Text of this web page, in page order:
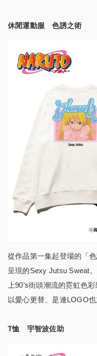
休閒運動服 色誘之術
從作品第一集起登場的「
呈現的Sexy Jutsu Sweat
上90’s街頭潮流的霓虹色
以愛心更替、是連LOGO也
T恤 宇智波佐助